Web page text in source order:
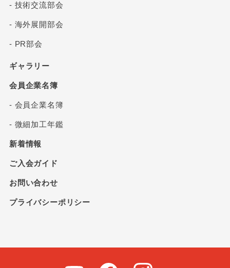
- 技術交流部会
- 海外展開部会
- PR部会
ギャラリー
会員企業名簿
- 会員企業名簿
- 微細加工年鑑
新着情報
ご入会ガイド
お問い合わせ
プライバシーポリシー